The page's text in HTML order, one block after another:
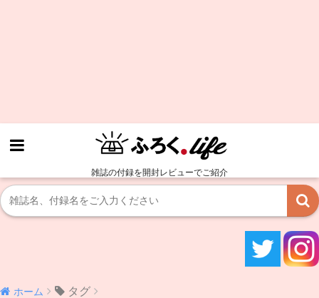
雑誌の付録を開封レビューでご紹介
ホーム タグ